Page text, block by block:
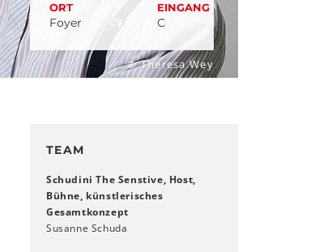
ORT
Foyer
EINGANG
C
© Theresa Wey
TEAM
Schudini The Senstive, Host,
Bühne, künstlerisches
Gesamtkonzept
Susanne Schuda